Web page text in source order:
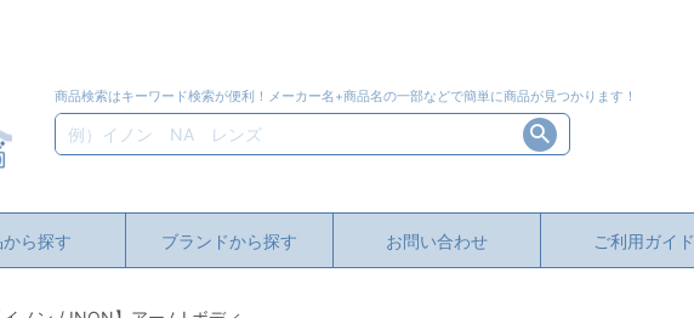
商品検索はキーワード検索が便利！メーカー名+商品名の一部などで簡単に商品が見つかります！
から探す ブランドから探す お問い合わせ ご利用ガイド